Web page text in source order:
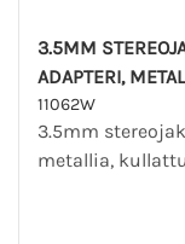
3.5MM
ADAPTERI,
11062W
3.5mm
metallia,